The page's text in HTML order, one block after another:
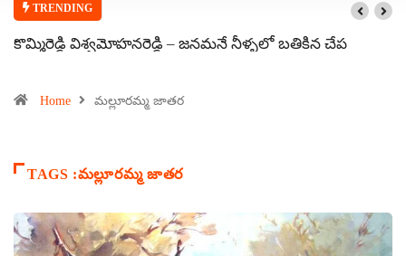
TRENDING
కొమ్మిరెడ్డి విశ్వమోహనరెడ్డి – జనమనే నీళ్ళలో బతికిన చేప
Home మల్లూరమ్మ జాతర
TAGS :మల్లూరమ్మ జాతర